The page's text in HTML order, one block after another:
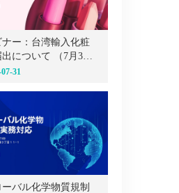
ー：台湾輸入化粧
について （7月31
31
ーバル化学物質規制